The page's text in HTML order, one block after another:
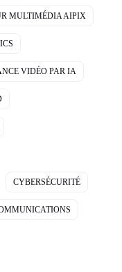
MULTIMÉDIA AIPIX
VIDÉO PAR IA
CYBERSÉCURITÉ